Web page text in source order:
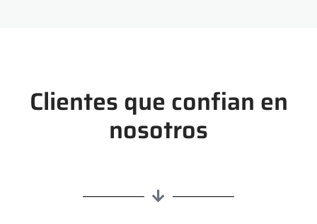
Clientes que confian en
nosotros